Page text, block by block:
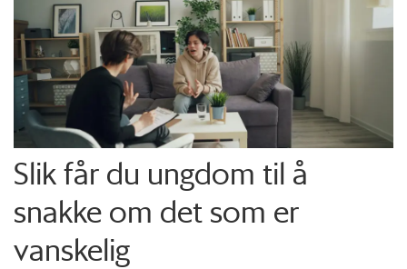
Slik får du ungdom til å
snakke om det som er
vanskelig